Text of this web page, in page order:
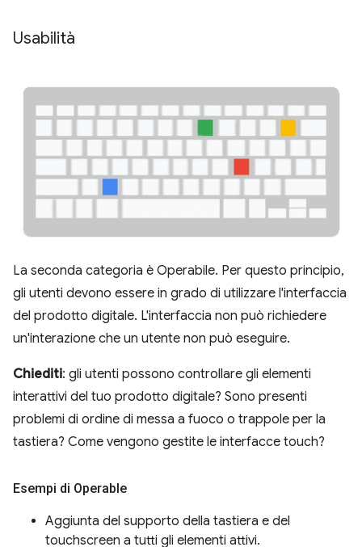
Usabilità
La seconda categoria è Operabile. Per questo principio,
gli utenti devono essere in grado di utilizzare l'interfaccia
del prodotto digitale. L'interfaccia non può richiedere
un'interazione che un utente non può eseguire.
Chiediti: gli utenti possono controllare gli elementi
interattivi del tuo prodotto digitale? Sono presenti
problemi di ordine di messa a fuoco o trappole per la
tastiera? Come vengono gestite le interfacce touch?
Esempi di Operable
Aggiunta del supporto della tastiera e del
touchscreen a tutti gli elementi attivi.